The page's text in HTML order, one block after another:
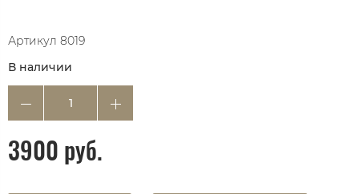
Артикул 8019
В наличии
3900 руб.